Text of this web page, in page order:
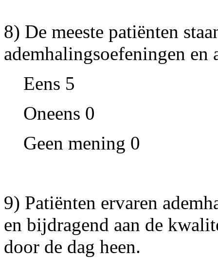
8) De meeste patiënten
ademhalingsoefeningen en
Eens 5
Oneens 0
Geen mening 0
9) Patiënten ervaren
en bijdragend aan de
door de dag heen.